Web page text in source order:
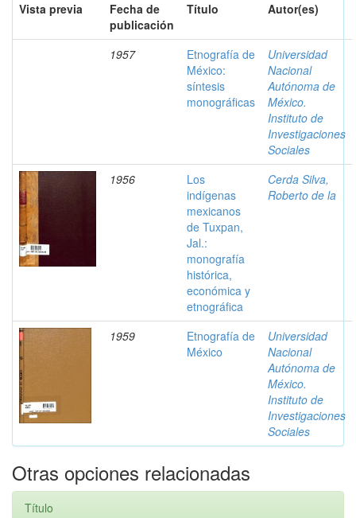
Vista previa
Fecha de
publicación
Título Autor(es)
1957
Etnografía de
México:
síntesis
monográficas
Universidad
Nacional
Autónoma de
México.
Instituto de
Investigaciones
Sociales
1956
Los
indígenas
mexicanos
de Tuxpan,
Jal.:
monografía
histórica,
económica y
etnográfica
Cerda Silva,
Roberto de la
1959
Etnografía de
México
Universidad
Nacional
Autónoma de
México.
Instituto de
Investigaciones
Sociales
Otras opciones relacionadas
Título